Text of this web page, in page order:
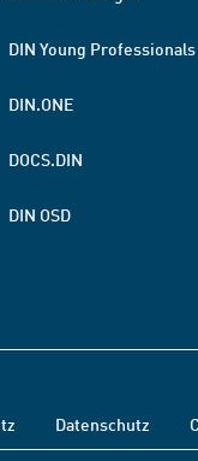
DIN Young Professionals
DIN.ONE
DOCS.DIN
DIN OSD
Datenschutz